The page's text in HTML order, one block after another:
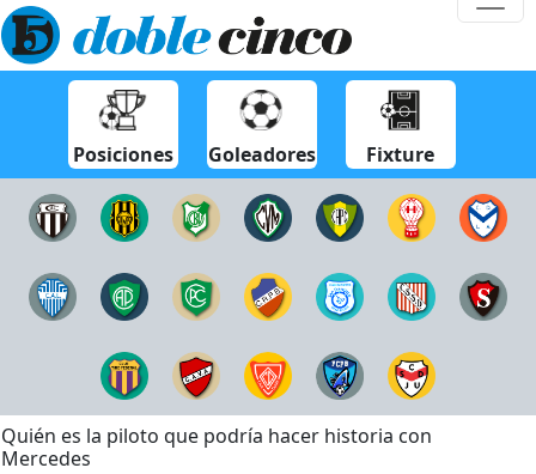
Posiciones Goleadores Fixture
Quién es la piloto que podría hacer historia con
Mercedes